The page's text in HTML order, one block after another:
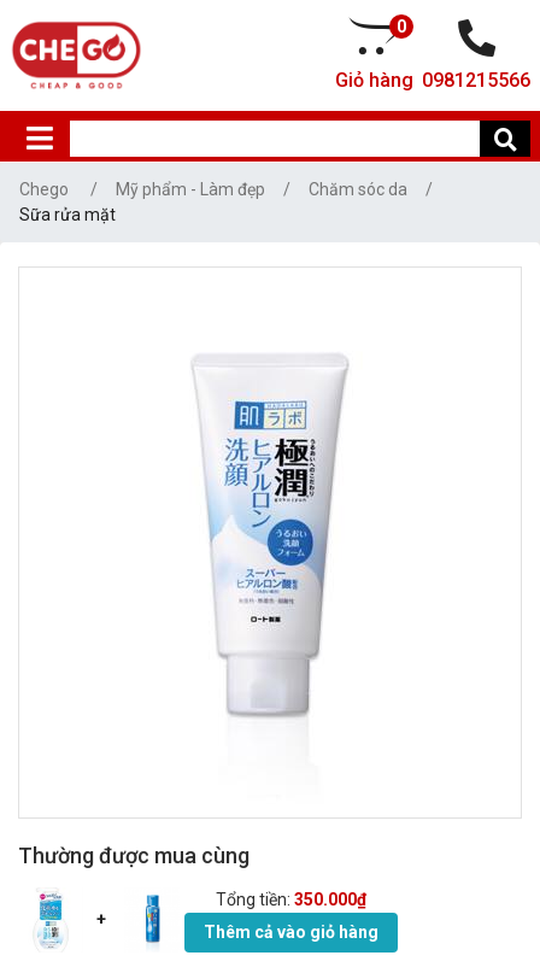
Giỏ hàng
0
0981215566
Chego Mỹ phẩm - Làm đẹp
Chăm sóc da
Sữa rửa mặt
Thường được mua cùng
+
Tổng tiền: 350.000₫
Thêm cả vào giỏ hàng